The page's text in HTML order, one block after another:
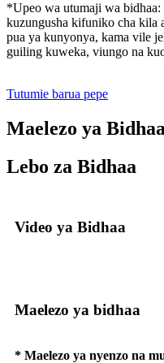
*Upeo wa utumaji wa
kuzungusha kifuniko cha kila
pua ya kunyonya, kama vile
guiling kuweka, viungo na
Tutumie barua pepe
Maelezo ya Bidhaa
Lebo za Bidhaa
Video ya Bidhaa
Maelezo ya bidhaa
* Maelezo ya nyenzo na